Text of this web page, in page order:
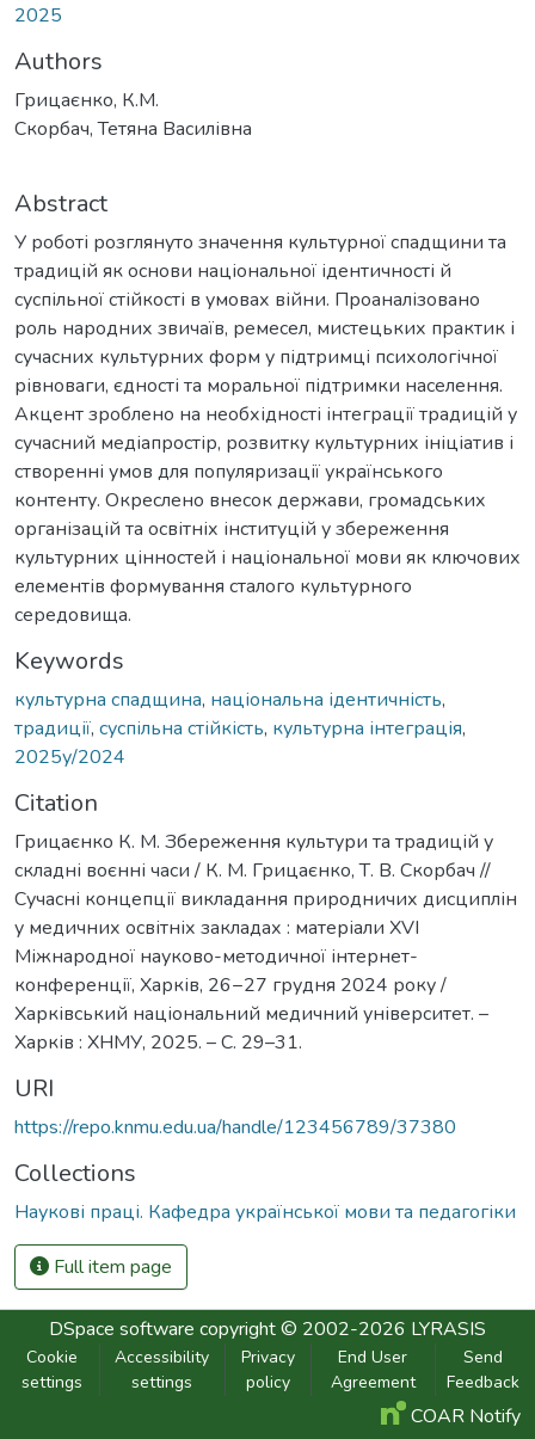
2025
Authors
Грицаєнко, К.М.
Скорбач, Тетяна Василівна
Abstract
У роботі розглянуто значення культурної спадщини та
традицій як основи національної ідентичності й
суспільної стійкості в умовах війни. Проаналізовано
роль народних звичаїв, ремесел, мистецьких практик і
сучасних культурних форм у підтримці психологічної
рівноваги, єдності та моральної підтримки населення.
Акцент зроблено на необхідності інтеграції традицій у
сучасний медіапростір, розвитку культурних ініціатив і
створенні умов для популяризації українського
контенту. Окреслено внесок держави, громадських
організацій та освітніх інституцій у збереження
культурних цінностей і національної мови як ключових
елементів формування сталого культурного
середовища.
Keywords
культурна спадщина, національна ідентичність,
традиції, суспільна стійкість, культурна інтеграція,
2025у/2024
Citation
Грицаєнко К. М. Збереження культури та традицій у
складні воєнні часи / К. М. Грицаєнко, Т. В. Скорбач //
Сучасні концепції викладання природничих дисциплін
у медичних освітніх закладах : матеріали XVI
Міжнародної науково-методичної інтернет-
конференції, Харків, 26−27 грудня 2024 року /
Харківський національний медичний університет. –
Харків : ХНМУ, 2025. – С. 29–31.
URI
https://repo.knmu.edu.ua/handle/123456789/37380
Collections
Наукові праці. Кафедра української мови та педагогіки
Full item page
DSpace software copyright © 2002-2026 LYRASIS
Cookie
settings
Accessibility
settings
Privacy
policy
End User
Agreement
Send
Feedback
COAR Notify